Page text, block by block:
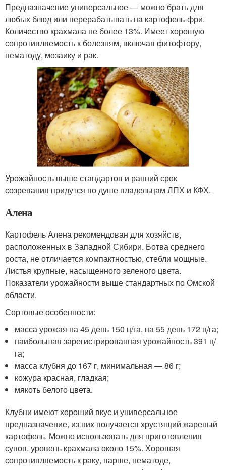
Предназначение универсальное — можно брать для
любых блюд или перерабатывать на картофель-фри.
Количество крахмала не более 13%. Имеет хорошую
сопротивляемость к болезням, включая фитофтору,
нематоду, мозаику и рак.
Урожайность выше стандартов и ранний срок
созревания придутся по душе владельцам ЛПХ и КФХ.
Алена
Картофель Алена рекомендован для хозяйств,
расположенных в Западной Сибири. Ботва среднего
роста, не отличается компактностью, стебли мощные.
Листья крупные, насыщенного зеленого цвета.
Показатели урожайности выше стандартных по Омской
области.
Сортовые особенности:
масса урожая на 45 день 150 ц/га, на 55 день 172 ц/га;
наибольшая зарегистрированная урожайность 391 ц/
га;
масса клубня до 167 г, минимальная — 86 г;
кожура красная, гладкая;
мякоть белого цвета.
Клубни имеют хороший вкус и универсальное
предназначение, из них получается хрустящий жареный
картофель. Можно использовать для приготовления
супов, уровень крахмала около 15%. Хорошая
сопротивляемость к раку, парше, нематоде,